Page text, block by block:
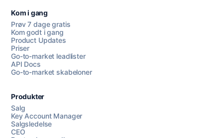
Kom i gang
Prøv 7 dage gratis
Kom godt i gang
Product Updates
Priser
Go-to-market leadlister
API Docs
Go-to-market skabeloner
Produkter
Salg
Key Account Manager
Salgsledelse
CEO